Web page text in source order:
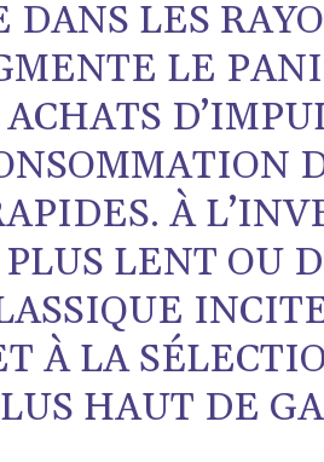
DANS LES
LE
À
LENT OU
À LA
HAUT DE